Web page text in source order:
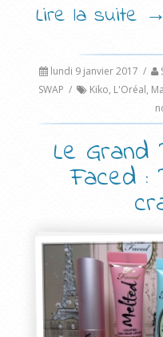
Lire la suite →
lundi 9 janvier 2017 /
SWAP / Kiko, L'Oréal,
Le Grand
Faced :